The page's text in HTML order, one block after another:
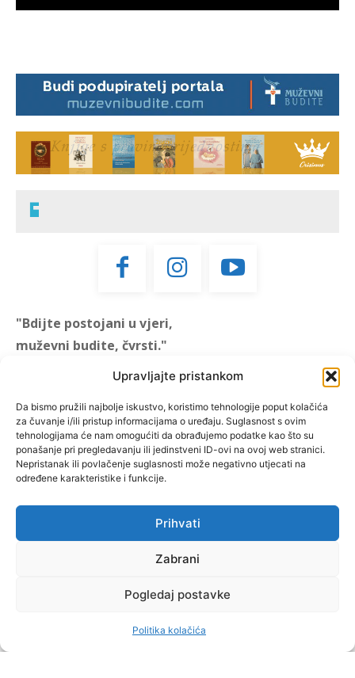
Upravljajte pristankom
Da bismo pružili najbolje iskustvo, koristimo tehnologije poput kolačića
za čuvanje i/ili pristup informacijama o uređaju. Suglasnost s ovim
tehnologijama će nam omogućiti da obrađujemo podatke kao što su
ponašanje pri pregledavanju ili jedinstveni ID-ovi na ovoj web stranici.
Nepristanak ili povlačenje suglasnosti može negativno utjecati na
određene karakteristike i funkcije.
Prihvati
Zabrani
Pogledaj postavke
Politika kolačića
"Bdijte postojani u vjeri,
muževni budite, čvrsti."
"Muževni budite" prvi je
hrvatski portal za katoličke
muškarce koji pokušava
reafirmirati u današnje
vrijeme itekako narušen
biblijski koncept muževnosti,
koji pokušavamo osvijetliti iz
više aspekata, prigodnih
rubrika i poticajnih inicijativa.